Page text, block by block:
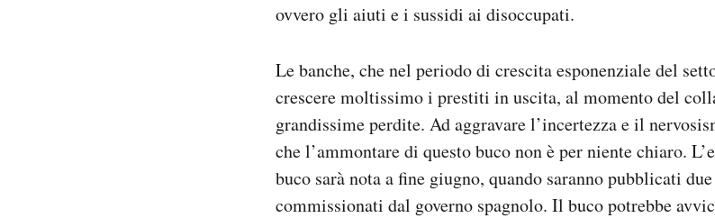
ovvero gli aiuti e i sussidi ai disoccupati.
Le banche, che nel periodo di crescita esponenziale del
crescere moltissimo i prestiti in uscita, al momento del
grandissime perdite. Ad aggravare l’incertezza e il
che l’ammontare di questo buco non è per niente chiaro.
buco sarà nota a fine giugno, quando saranno pubblicati
commissionati dal governo spagnolo. Il buco potrebbe